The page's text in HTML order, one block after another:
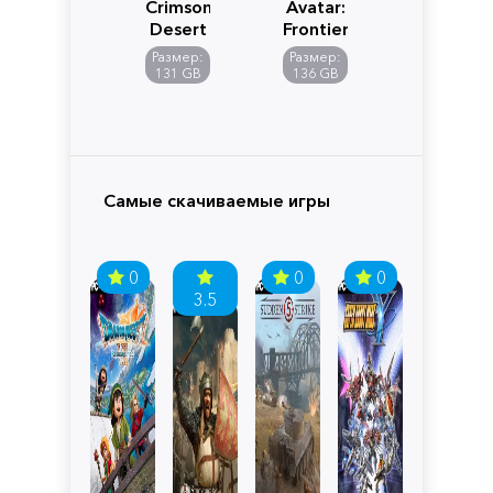
Crimson
Desert
Размер:
131 GB
Avatar:
Frontiers
of
Pandora
Размер:
136 GB
Самые скачиваемые игры
0
3.5
0 0